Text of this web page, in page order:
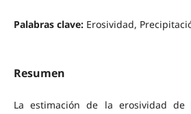
Palabras clave: Erosividad,
Resumen
La estimación de la erosividad de